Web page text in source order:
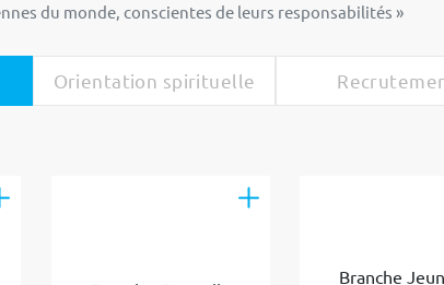
du monde, conscientes de leurs responsabilités »
Orientation spirituelle
Branche